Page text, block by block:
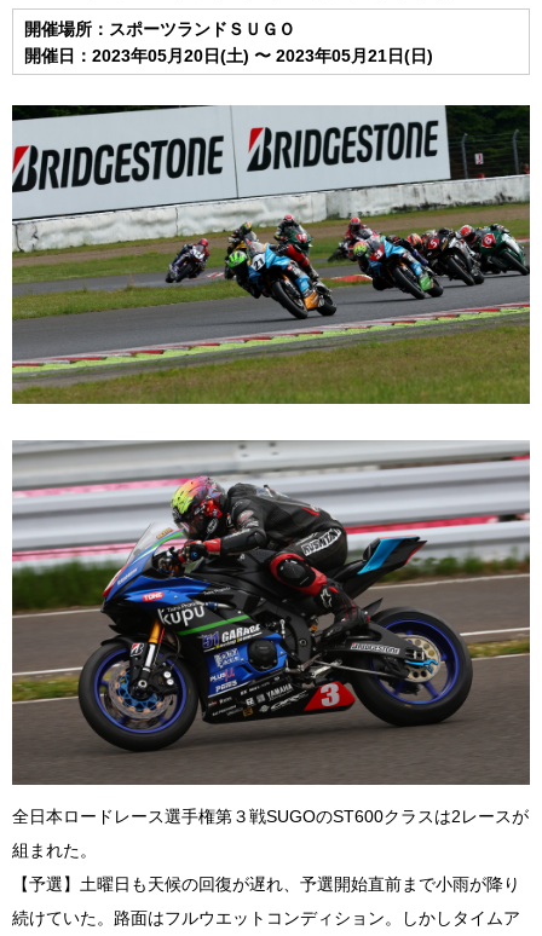
開催場所：スポーツランドＳＵＧＯ
開催日：2023年05月20日(土) 〜 2023年05月21日(日)
全日本ロードレース選手権第３戦SUGOのST600クラスは2レースが
組まれた。
【予選】土曜日も天候の回復が遅れ、予選開始直前まで小雨が降り
続けていた。路面はフルウエットコンディション。しかしタイムア